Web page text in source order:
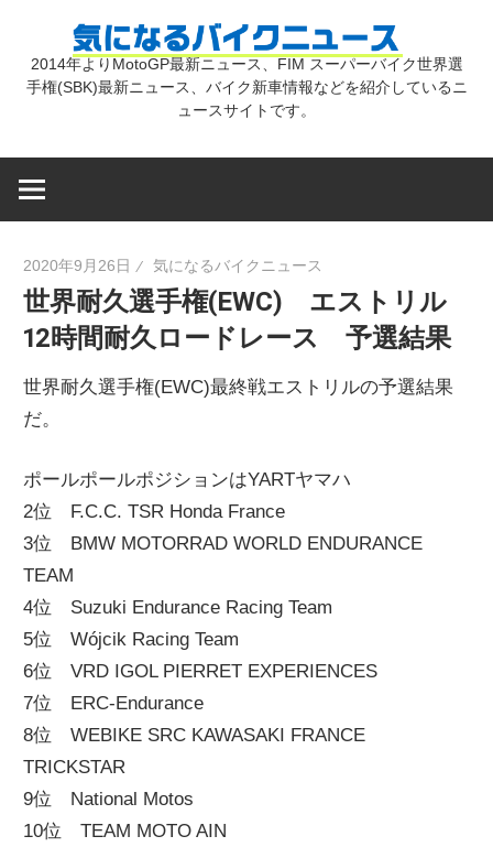
気
バ
イ
ニ
2014年よりMotoGP最新ニュース、FIM スーパーバイク世界選
手権(SBK)最新ニュース、バイク新車情報などを紹介しているニ
ュースサイトです。
2020年9月26日 気になるバイクニュース
世界耐久選手権(EWC) エストリル
12時間耐久ロードレース 予選結果
世界耐久選手権(EWC)最終戦エストリルの予選結果
だ。
ポールポールポジションはYARTヤマハ
2位 F.C.C. TSR Honda France
3位 BMW MOTORRAD WORLD ENDURANCE
TEAM
4位 Suzuki Endurance Racing Team
5位 Wójcik Racing Team
6位 VRD IGOL PIERRET EXPERIENCES
7位 ERC-Endurance
8位 WEBIKE SRC KAWASAKI FRANCE
TRICKSTAR
9位 National Motos
10位 TEAM MOTO AIN